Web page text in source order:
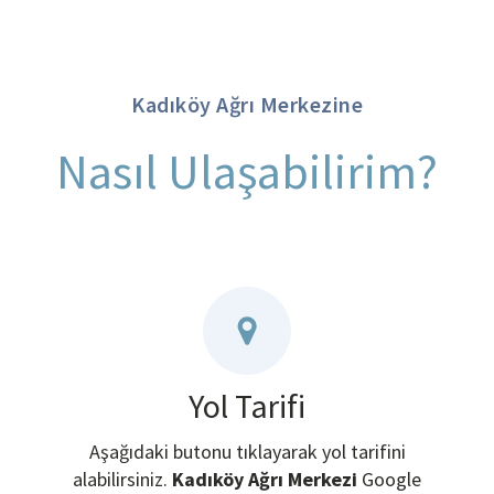
Kadıköy Ağrı Merkezine
Nasıl Ulaşabilirim?
Yol Tarifi
Aşağıdaki butonu tıklayarak yol tarifini
alabilirsiniz. Kadıköy Ağrı Merkezi Google